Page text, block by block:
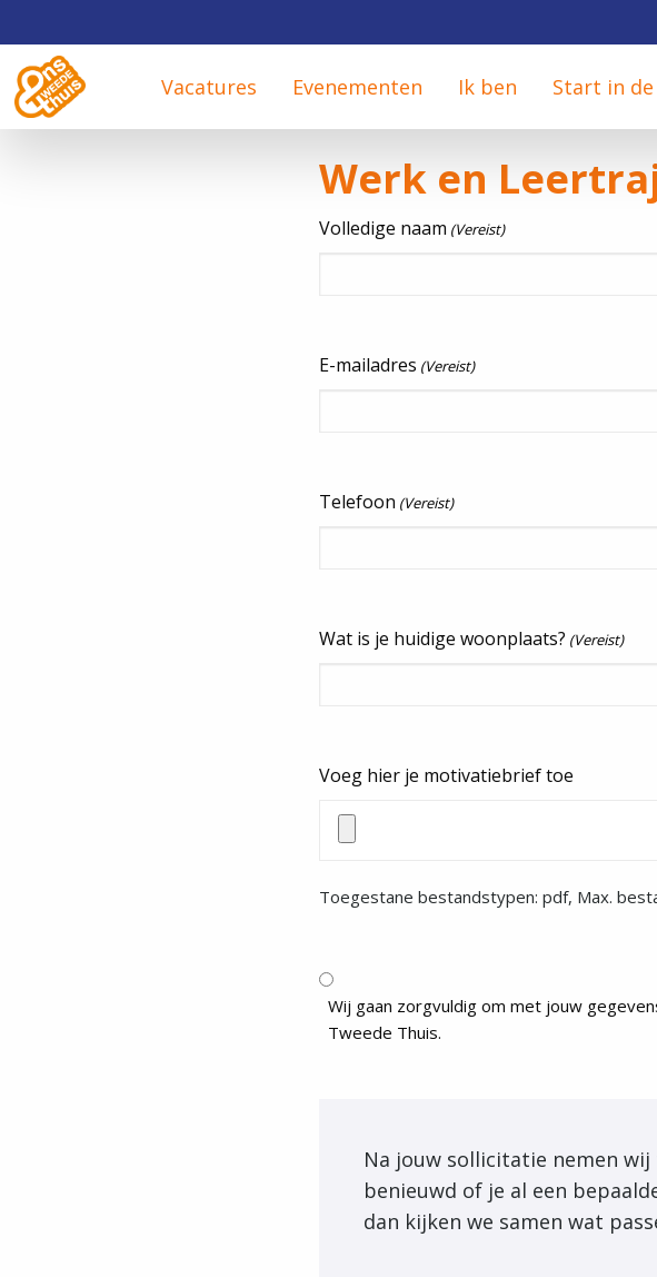
Vacatures Evenementen Ik ben Start in
Werk en
Volledige naam (Vereist)
E-mailadres (Vereist)
Telefoon (Vereist)
Wat is je huidige woonplaats? (Vereist)
Voeg hier je motivatiebrief toe
Toegestane bestandstypen: pdf, Max.
(Vereist)
Wij gaan zorgvuldig om met jouw
Tweede Thuis.
Na jouw sollicitatie nemen
benieuwd of je al een
dan kijken we samen wat